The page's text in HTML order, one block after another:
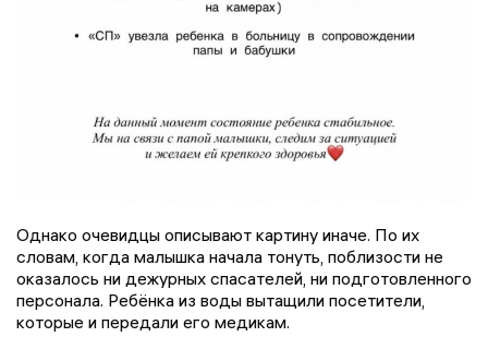
Однако очевидцы описывают картину иначе. По их
словам, когда малышка начала тонуть, поблизости не
оказалось ни дежурных спасателей, ни подготовленного
персонала. Ребёнка из воды вытащили посетители,
которые и передали его медикам.